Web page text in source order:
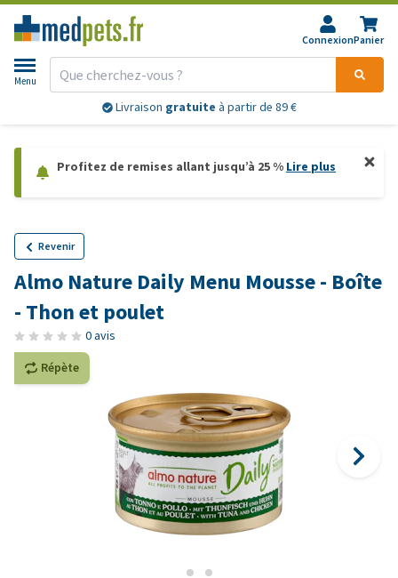
ConnexionPanier
Menu
Livraison gratuite à partir de 89 €
Profitez de remises allant jusqu’à 25 % Lire plus
Revenir
Almo Nature Daily Menu Mousse - Boîte
- Thon et poulet
0 avis
Répète